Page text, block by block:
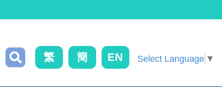
繁 簡 EN Select Language ▼